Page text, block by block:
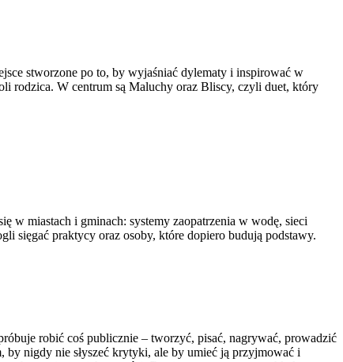
stworzone po to, by wyjaśniać dylematy i inspirować w
rodzica. W centrum są Maluchy oraz Bliscy, czyli duet, który
w miastach i gminach: systemy zaopatrzenia w wodę, sieci
sięgać praktycy oraz osoby, które dopiero budują podstawy.
robić coś publicznie – tworzyć, pisać, nagrywać, prowadzić
by nigdy nie słyszeć krytyki, ale by umieć ją przyjmować i